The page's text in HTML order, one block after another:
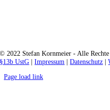
© 2022 Stefan Kornmeier - Alle
§13b UstG |Impressum |Datenschutz |
Page load link